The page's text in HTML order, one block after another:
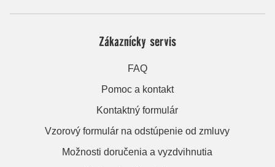
Zákaznícky servis
FAQ
Pomoc a kontakt
Kontaktný formulár
Vzorový formulár na odstúpenie od zmluvy
Možnosti doručenia a vyzdvihnutia